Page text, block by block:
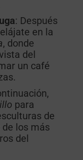
: Después
en la
, donde
del
un café
para
de
de los más
del